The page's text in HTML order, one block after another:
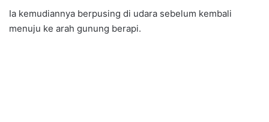
Ia kemudiannya berpusing di udara sebelum kembali
menuju ke arah gunung berapi.